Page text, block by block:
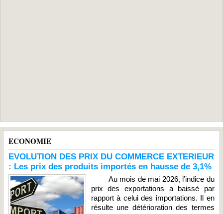
ECONOMIE
EVOLUTION DES PRIX DU COMMERCE EXTERIEUR
: Les prix des produits importés en hausse de 3,1%
Au mois de mai 2026, l’indice du
prix des exportations a baissé par
rapport à celui des importations. Il en
résulte une détérioration des termes